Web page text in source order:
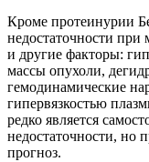
Кроме протеинурии
недостаточности
и другие факторы:
массы опухоли,
гемодинамические
гипервязкостью
редко является
недостаточности, но
прогноз.